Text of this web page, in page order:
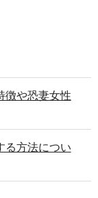
徴や恐妻女性
る方法につい